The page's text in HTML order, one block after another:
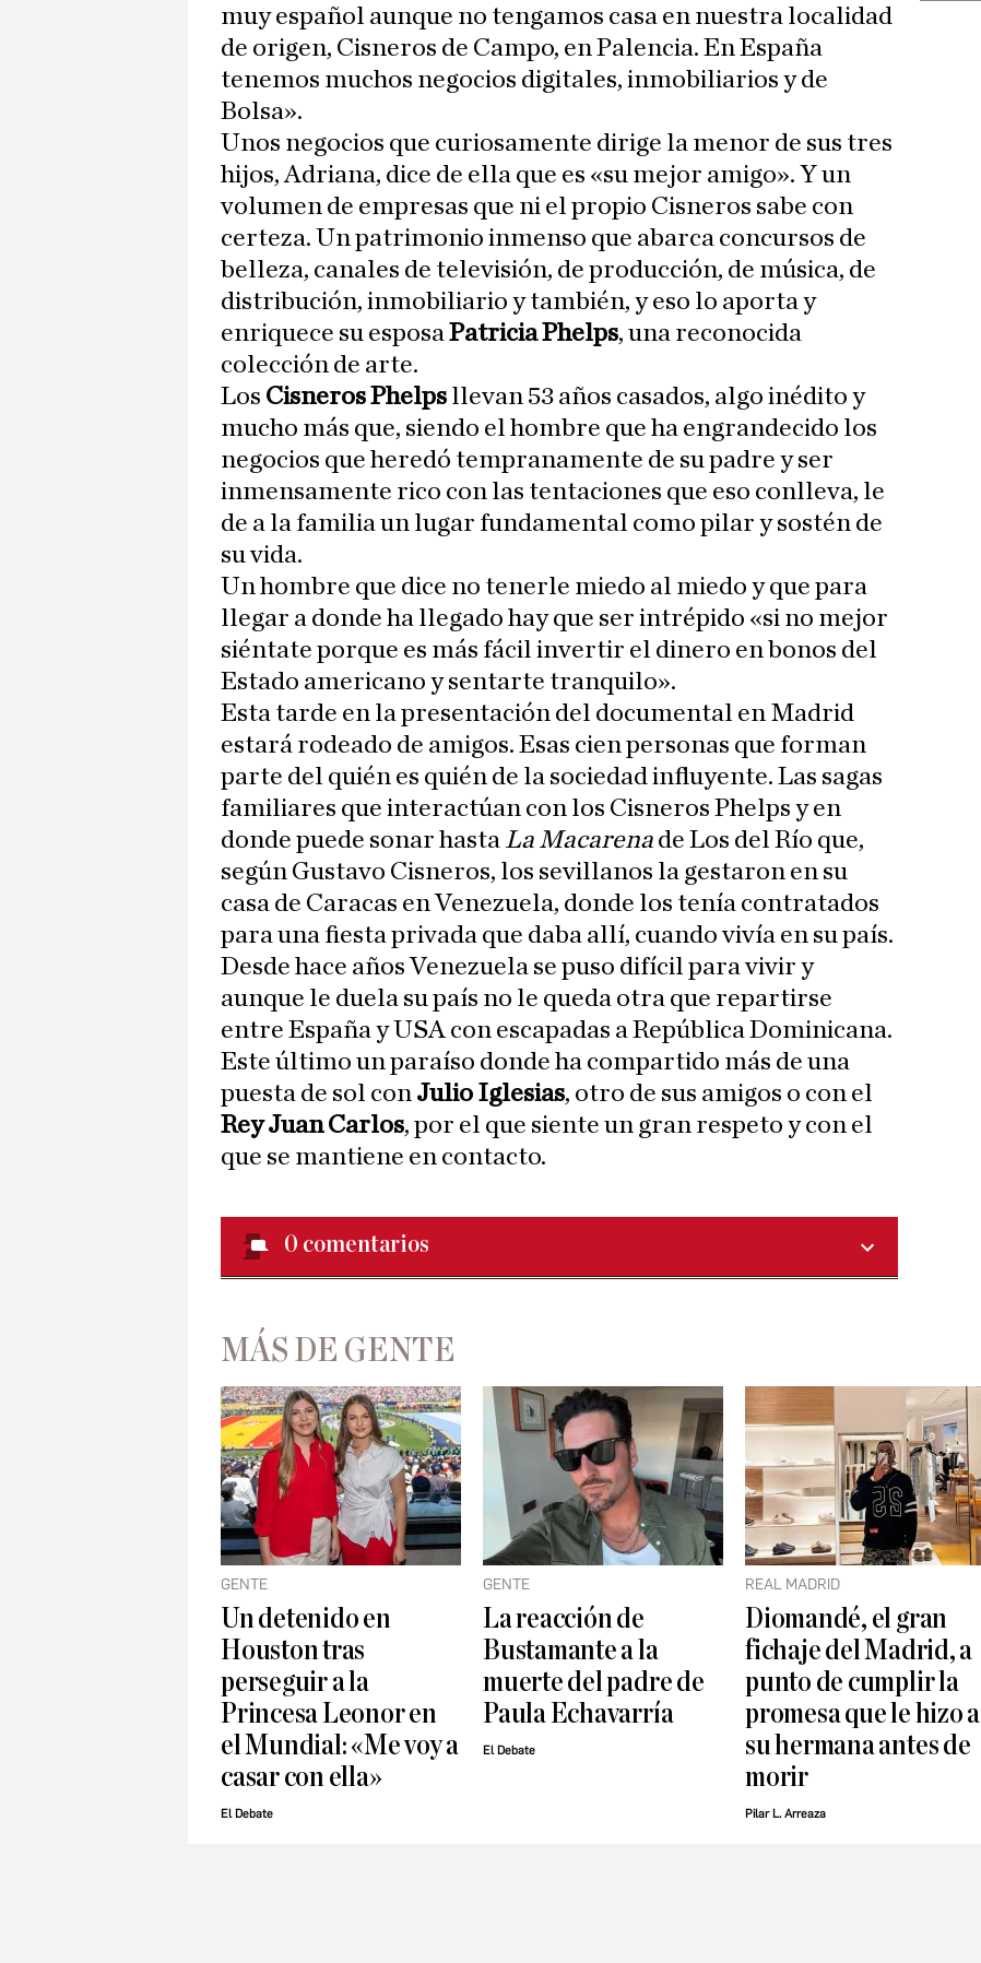
muy español aunque no tengamos casa en nuestra localidad
de origen, Cisneros de Campo, en Palencia. En España
tenemos muchos negocios digitales, inmobiliarios y de
Bolsa».
Unos negocios que curiosamente dirige la menor de sus tres
hijos, Adriana, dice de ella que es «su mejor amigo». Y un
volumen de empresas que ni el propio Cisneros sabe con
certeza. Un patrimonio inmenso que abarca concursos de
belleza, canales de televisión, de producción, de música, de
distribución, inmobiliario y también, y eso lo aporta y
enriquece su esposaPatricia Phelps, una reconocida
colección de arte.
Los Cisneros Phelps llevan 53 años casados, algo inédito y
mucho más que, siendo el hombre que ha engrandecido los
negocios que heredó tempranamente de su padre y ser
inmensamente rico con las tentaciones que eso conlleva, le
de a la familia un lugar fundamental como pilar y sostén de
su vida.
Un hombre que dice no tenerle miedo al miedo y que para
llegar a donde ha llegado hay que ser intrépido «si no mejor
siéntate porque es más fácil invertir el dinero en bonos del
Estado americano y sentarte tranquilo».
Esta tarde en la presentación del documental en Madrid
estará rodeado de amigos. Esas cien personas que forman
parte del quién es quién de la sociedad influyente. Las sagas
familiares que interactúan con los Cisneros Phelps y en
donde puede sonar hasta La Macarena de Los del Río que,
según Gustavo Cisneros, los sevillanos la gestaron en su
casa de Caracas en Venezuela, donde los tenía contratados
para una fiesta privada que daba allí, cuando vivía en su país.
Desde hace años Venezuela se puso difícil para vivir y
aunque le duela su país no le queda otra que repartirse
entre España y USA con escapadas a República Dominicana.
Este último un paraíso donde ha compartido más de una
puesta de sol con Julio Iglesias, otro de sus amigos o con el
Rey Juan Carlos, por el que siente un gran respeto y con el
que se mantiene en contacto.
0 comentarios
MÁS DE GENTE
GENTE
Un detenido en
Houston tras
perseguir a la
Princesa Leonor en
el Mundial: «Me voy a
casar con ella»
El Debate
GENTE
La reacción de
Bustamante a la
muerte del padre de
Paula Echavarría
El Debate
REAL MADRID
Diomandé, el gran
fichaje del Madrid, a
punto de cumplir la
promesa que le hizo a
su hermana antes de
morir
Pilar L. Arreaza